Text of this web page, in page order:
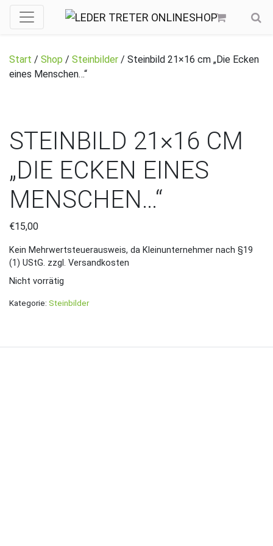
Start / Shop / Steinbilder / Steinbild 21×16 cm „Die Ecken
eines Menschen…“
STEINBILD 21×16 CM
„DIE ECKEN EINES
MENSCHEN…“
€15,00
Kein Mehrwertsteuerausweis, da Kleinunternehmer nach §19
(1) UStG. zzgl. Versandkosten
Nicht vorrätig
Kategorie: Steinbilder